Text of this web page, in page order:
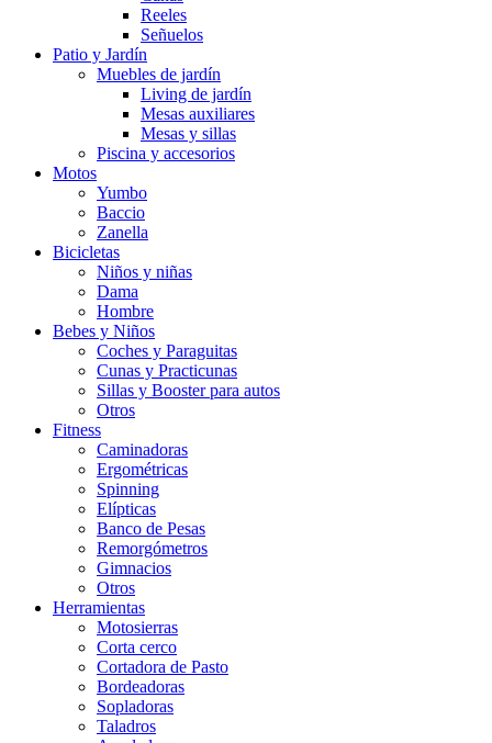
Reeles
Señuelos
Patio y Jardín
Muebles de jardín
Living de jardín
Mesas auxiliares
Mesas y sillas
Piscina y accesorios
Motos
Yumbo
Baccio
Zanella
Bicicletas
Niños y niñas
Dama
Hombre
Bebes y Niños
Coches y Paraguitas
Cunas y Practicunas
Sillas y Booster para autos
Otros
Fitness
Caminadoras
Ergométricas
Spinning
Elípticas
Banco de Pesas
Remorgómetros
Gimnacios
Otros
Herramientas
Motosierras
Corta cerco
Cortadora de Pasto
Bordeadoras
Sopladoras
Taladros